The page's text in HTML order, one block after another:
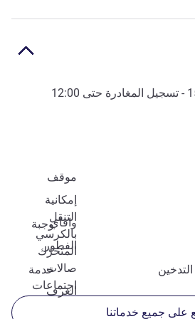
- تسجيل المغادرة حتى 12:00
موقف
إمكانية
التنقل
بالكرسي
المتحرّك
وافايوجبة
الفطور
صالات
اجتماعات
خدمة
الغرف
على جميع خدماتنا